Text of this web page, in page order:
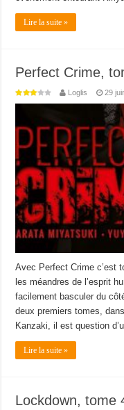
Lire la suite »
Perfect Crime,
Loglis 29
Avec Perfect Crime c’est
les méandres de l’esprit
facilement basculer du
deux premiers tomes,
Kanzaki, il est question
Lire la suite »
Lockdown, tome